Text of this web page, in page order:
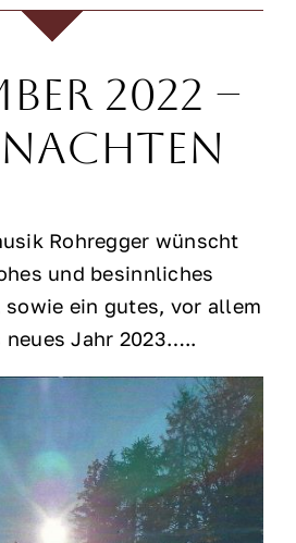
2022 –
Rohregger wünscht
und besinnliches
ein gutes, vor allem
neues Jahr 2023…..